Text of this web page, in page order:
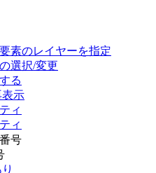
素のレイヤーを指定
選択/変更
る
示
ィ
ィ
号